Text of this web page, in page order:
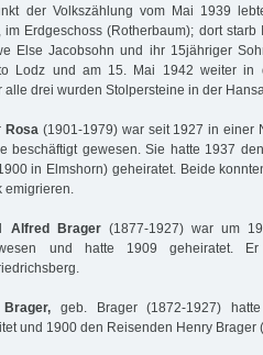
der Volkszählung vom Mai 1939
Erdgeschoss (Rotherbaum); dort
Else Jacobsohn und ihr 15jähriger
Lodz und am 15. Mai 1942 weiter in
alle drei wurden Stolpersteine in der
Rosa (1901-1979) war seit 1927 in einer
beschäftigt gewesen. Sie hatte 1937
in Elmshorn) geheiratet. Beide
emigrieren.
Alfred Brager(1877-1927) war um
und hatte 1909 geheiratet.
geb. Brager (1872-1927)
und 1900 den Reisenden Henry Brager